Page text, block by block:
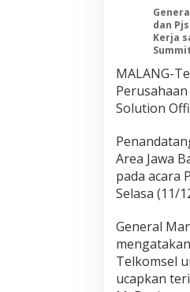
dan
Kerja
MALANG-
Solution
Area Jawa
pada acara
Selasa (11/
General
Telkomsel
ucapkan